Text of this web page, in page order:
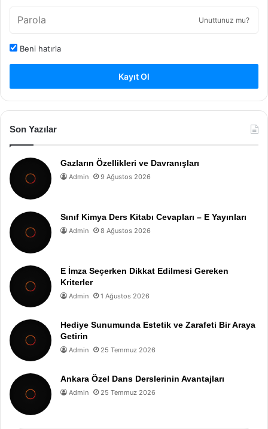
Unuttunuz mu?
Beni hatırla
Kayıt Ol
Son Yazılar
Gazların Özellikleri ve Davranışları
Admin 9 Ağustos 2026
Sınıf Kimya Ders Kitabı Cevapları – E Yayınları
Admin 8 Ağustos 2026
E İmza Seçerken Dikkat Edilmesi Gereken
Kriterler
Admin 1 Ağustos 2026
Hediye Sunumunda Estetik ve Zarafeti Bir Araya
Getirin
Admin 25 Temmuz 2026
Ankara Özel Dans Derslerinin Avantajları
Admin 25 Temmuz 2026